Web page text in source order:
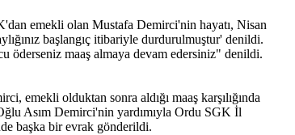
emekli olan Mustafa Demirci'nin hayatı, Nisan
başlangıç itibariyle durdurulmuştur' denildi.
öderseniz maaş almaya devam edersiniz" denildi.
emekli olduktan sonra aldığı maaş karşılığında
Asım Demirci'nin yardımıyla Ordu SGK İl
başka bir evrak gönderildi.